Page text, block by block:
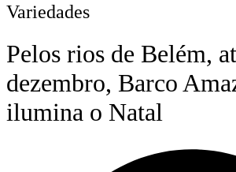
Variedades
Pelos rios de Belém,
dezembro, Barco
ilumina o Natal